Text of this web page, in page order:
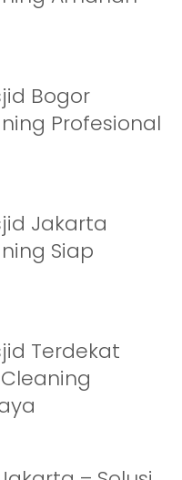
Bogor
Profesional
Jakarta
Siap
Terdekat